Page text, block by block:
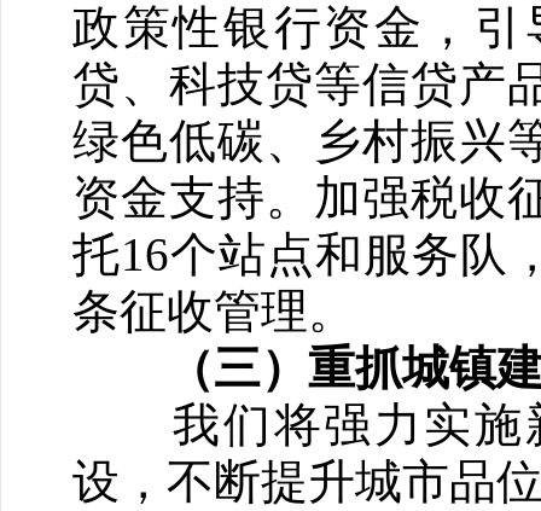
政策性银行资金，
贷、科技贷等信贷产
绿色低碳、乡村振兴
资金支持。加强税收
托16个站点和服务队
条征收管理。
（三）重抓城镇
我们将强力实施
设，不断提升城市品